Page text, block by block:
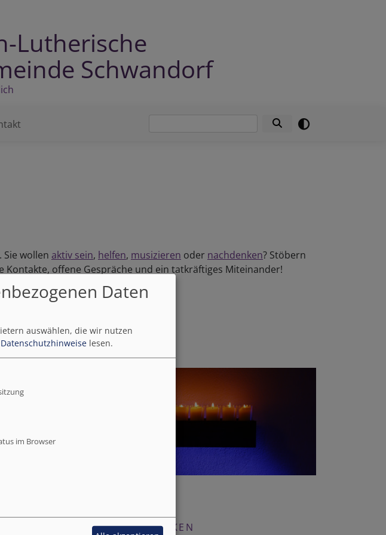
Lutherische
Schwandorf
wollen aktiv sein, helfen, musizieren oder nachdenken? Stöbern
Kontakte, offene Gespräche und ein tatkräftiges Miteinander!
NACHDENKEN
Daten
auswählen, die wir nutzen
Datenschutzhinweise lesen.
im Browser